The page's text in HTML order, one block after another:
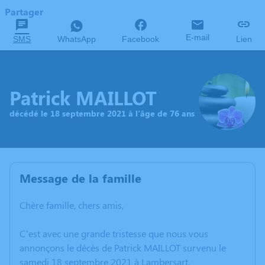
Partager
SMS WhatsApp Facebook E-mail Lien
Patrick MAILLOT
décédé le 18 septembre 2021 à l'âge de 76 ans
Message de la famille
Chère famille, chers amis,
C’est avec une grande tristesse que nous vous
annonçons le décès de Patrick MAILLOT survenu le
samedi 18 septembre 2021 à Lambersart.